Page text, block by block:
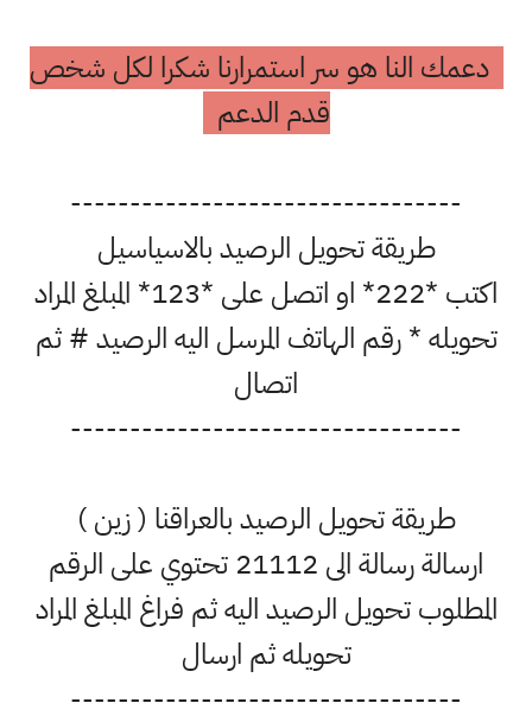
دعمك النا هو سر استمرارنا شكرا لكل شخص
قدم الدعم
---------------------------------
طريقة تحويل الرصيد بالاسياسيل
اكتب *222* او اتصل على *123* المبلغ المراد
تحويله * رقم الهاتف المرسل اليه الرصيد # ثم
اتصال
---------------------------------
طريقة تحويل الرصيد بالعراقنا ( زين )
ارسالة رسالة الى 21112 تحتوي على الرقم
المطلوب تحويل الرصيد اليه ثم فراغ المبلغ المراد
تحويله ثم ارسال
---------------------------------